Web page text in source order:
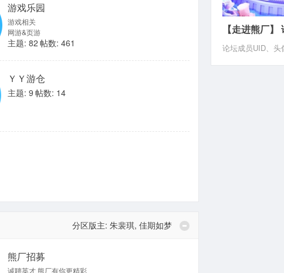
游戏乐园
游戏相关
网游&页游
主题: 82 帖数: 461
ＹＹ游仓
主题: 9 帖数: 14
分区版主: 朱裴琪, 佳期如梦
熊厂招募
诚聘英才 熊厂有你更精彩
【走进熊厂
论坛成员UID、头